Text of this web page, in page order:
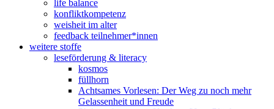
life balance
konfliktkompetenz
weisheit im alter
feedback teilnehmer*innen
weitere stoffe
leseförderung & literacy
kosmos
füllhorn
Achtsames Vorlesen: Der Weg zu noch mehr
Gelassenheit und Freude